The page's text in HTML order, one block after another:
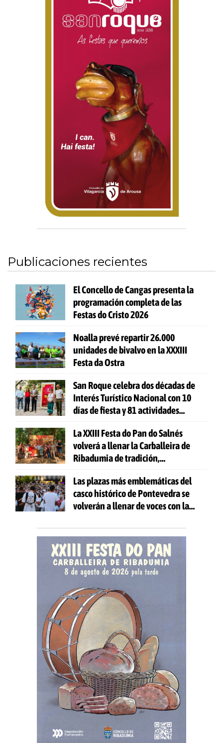
Publicaciones recientes
El Concello de Cangas presenta la
programación completa de las
Festas do Cristo 2026
Noalla prevé repartir 26.000
unidades de bivalvo en la XXXIII
Festa da Ostra
San Roque celebra dos décadas de
Interés Turístico Nacional con 10
días de fiesta y 81 actividades
La XXIII Festa do Pan do Salnés
volverá a llenar la Carballeira de
Ribadumia de tradición,
todas las edades
Las plazas más emblemáticas del
casco histórico de Pontevedra se
volverán a llenar de voces con la